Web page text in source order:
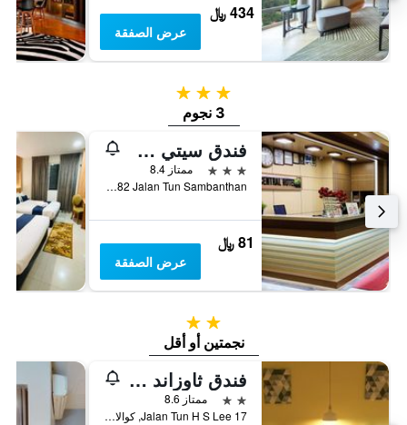
434 ﷼
عرض الصفقة
3 نجوم
3 نجوم
فندق سيتي سنترال
3 نجوم
ممتاز 8.4
No 8 & 82 Jalan Tun Sambanthan, كوالا لمبور, ماليزيا
81 ﷼
عرض الصفقة
2 نجمتين
نجمتين أو أقل
فندق ثاوزاند مايلز
2 نجمتين
ممتاز 8.6
17 Jalan Tun H S Lee, كوالا لمبور, ماليزيا